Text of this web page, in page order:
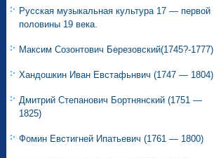
Русская музыкальная культура 17 — первой
половины 19 века.
Максим Созонтович Березовский(1745?-1777)
Хандошкин Иван Евстафьнвич (1747 — 1804)
Дмитрий Степанович Бортнянский (1751 —
1825)
Фомин Евстигней Ипатьевич (1761 — 1800)